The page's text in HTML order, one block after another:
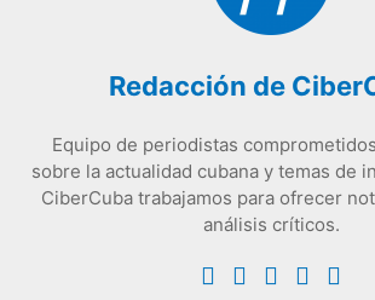
Redacción de
Equipo de periodistas
sobre la actualidad cubana y temas de
CiberCuba trabajamos para ofrecer
análisis críticos.